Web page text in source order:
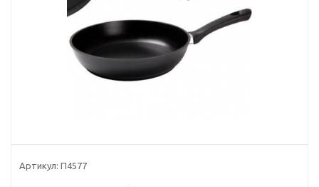
Артикул: П4577